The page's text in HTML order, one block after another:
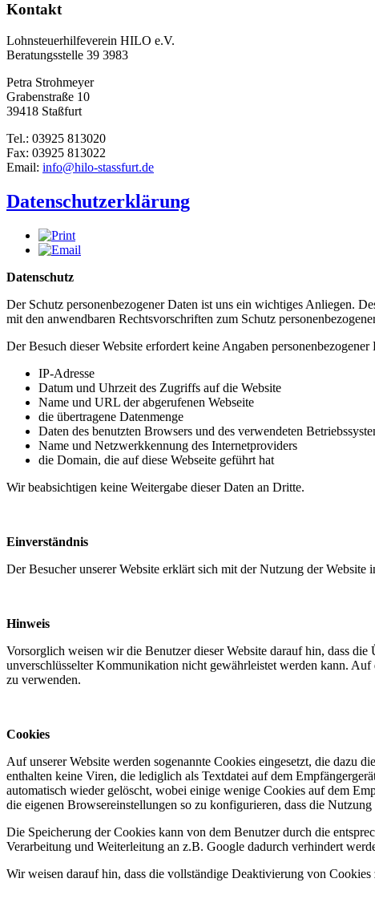
Kontakt
Lohnsteuerhilfeverein HILO e.V.
Beratungsstelle 39 3983
Petra Strohmeyer
Grabenstraße 10
39418 Staßfurt
Tel.: 03925 813020
Fax: 03925 813022
Email: info@hilo-stassfurt.de
Datenschutzerklärung
Datenschutz
Der Schutz personenbezogener Daten ist uns ein wichtiges Anliegen.
mit den anwendbaren Rechtsvorschriften zum Schutz
Der Besuch dieser Website erfordert keine Angaben
IP-Adresse
Datum und Uhrzeit des Zugriffs auf die Website
Name und URL der abgerufenen Webseite
die übertragene Datenmenge
Daten des benutzten Browsers und des verwendeten
Name und Netzwerkkennung des Internetproviders
die Domain, die auf diese Webseite geführt hat
Wir beabsichtigen keine Weitergabe dieser Daten an Dritte.
Einverständnis
Der Besucher unserer Website erklärt sich mit der Nutzung der
Hinweis
Vorsorglich weisen wir die Benutzer dieser Website darauf hin, dass
unverschlüsselter Kommunikation nicht gewährleistet werden kann.
zu verwenden.
Cookies
Auf unserer Website werden sogenannte Cookies eingesetzt, die dazu
enthalten keine Viren, die lediglich als Textdatei auf dem
automatisch wieder gelöscht, wobei einige wenige Cookies auf dem
die eigenen Browsereinstellungen so zu konfigurieren, dass die
Die Speicherung der Cookies kann von dem Benutzer durch die
Verarbeitung und Weiterleitung an z.B. Google dadurch verhindert
Wir weisen darauf hin, dass die vollständige Deaktivierung von